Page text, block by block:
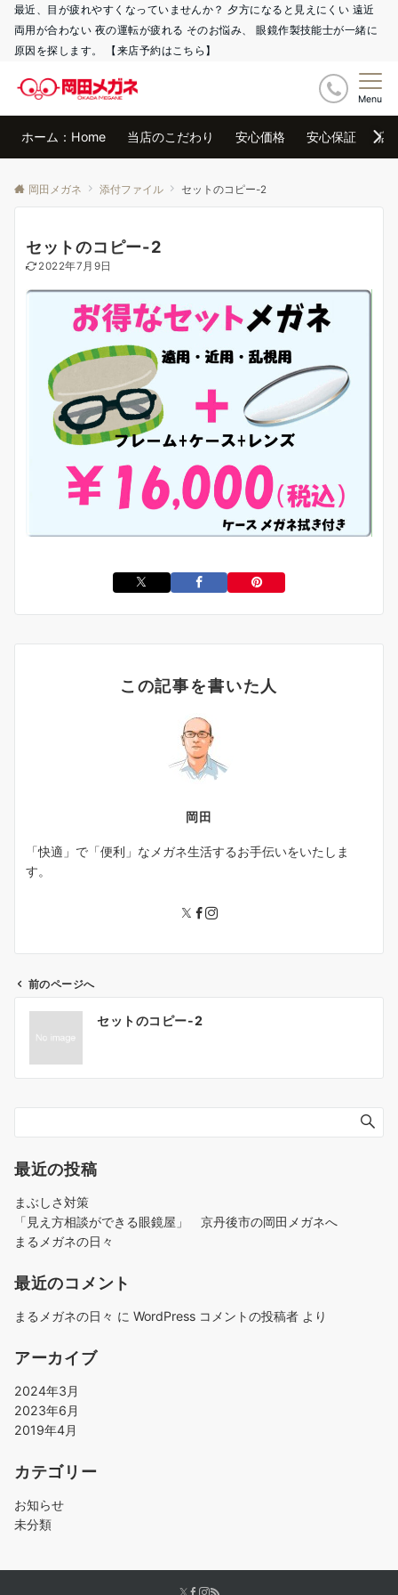
最近、目が疲れやすくなっていませんか？ 夕方になると見えにくい 遠近
両用が合わない 夜の運転が疲れる そのお悩み、 眼鏡作製技能士が一緒に
原因を探します。 【来店予約はこちら】
Menu
ホーム：Home 当店のこだわり 安心価格 安心保証 店
岡田メガネ 添付ファイル セットのコピー-2
セットのコピー-2
2022年7月9日
この記事を書いた人
岡田
「快適」で「便利」なメガネ生活するお手伝いをいたしま
す。
シ
ョ
前のページへ
セットのコピー-2
最近の投稿
まぶしさ対策
「見え方相談ができる眼鏡屋」 京丹後市の岡田メガネへ
まるメガネの日々
最近のコメント
まるメガネの日々 に WordPress コメントの投稿者 より
アーカイブ
2024年3月
2023年6月
2019年4月
カテゴリー
お知らせ
未分類